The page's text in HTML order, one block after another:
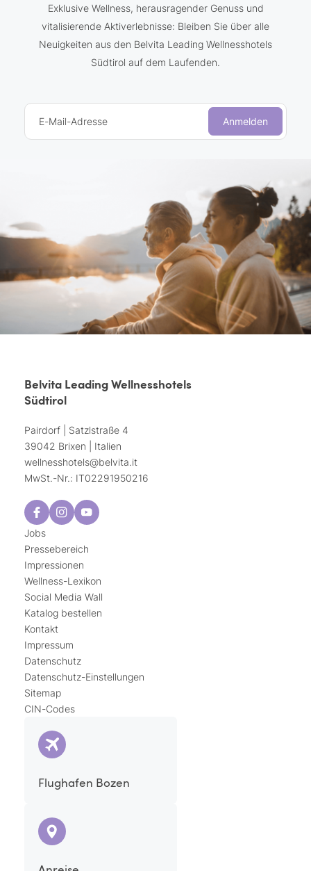
Exklusive Wellness, herausragender Genuss und
vitalisierende Aktiverlebnisse: Bleiben Sie über alle
Neuigkeiten aus den Belvita Leading Wellnesshotels
Südtirol auf dem Laufenden.
E-Mail-Adresse Anmelden
Belvita Leading Wellnesshotels
Südtirol
Pairdorf | Satzlstraße 4
39042 Brixen | Italien
wellnesshotels@belvita.it
MwSt.-Nr.: IT02291950216
Jobs
Pressebereich
Impressionen
Wellness-Lexikon
Social Media Wall
Katalog bestellen
Kontakt
Impressum
Datenschutz
Datenschutz-Einstellungen
Sitemap
CIN-Codes
Flughafen Bozen